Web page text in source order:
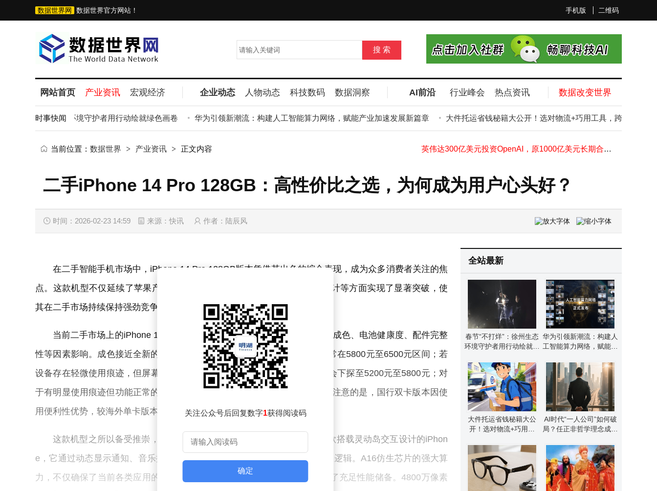
手机版 二维码
数据世界网 数据世界官方网站！
网站首页 产业资讯 宏观经济 企业动态 人物动态 科技数码 数据洞察 AI前沿 行业峰会 热点资讯 数据改变世界
时事快闻
烊”：徐州生态环境守护者用行动绘就绿色画卷 华为引领新潮流：构建人工智能算力网络，赋能产业加速发展新篇章 大件托运省钱秘籍大公开！选对物流+巧用工具，跨省同城轻松省
宇树CEO王兴兴：机器人技术如少年成长，大规模应用未来可期
英伟达300亿美元投资OpenAI，原1000亿美元长期合作意向生变
库克多次聚焦“视觉智能” 苹果AI可穿戴设备新品布局渐显
Anthropic推出AI网安工具Claude Code Security，助力开发者应对安全风险
三星Galaxy S26 Ultra配置揭晓：隐私屏+2亿主摄 骁龙8E5成万元机皇新标杆
当前位置： 数据世界 > 产业资讯 > 正文内容
二手iPhone 14 Pro 128GB：高性价比之选，为何成为用户心头好？
时间：2026-02-23 14:59 来源：快讯 作者：陆辰风
在二手智能手机市场中，iPhone 14 Pro 128GB版本凭借其出色的综合表现，成为众多消费者关注的焦
点。这款机型不仅延续了苹果产品一贯的高品质，更在性能、影像和交互设计等方面实现了显著突破，使
其在二手市场持续保持强劲竞争力。
当前二手市场上的iPhone 14 Pro 128GB价格呈现明显分层，主要受设备成色、电池健康度、配件完整
性等因素影响。成色接近全新的设备，电池健康度保持在90%以上，价格通常在5800元至6500元区间；若
设备存在轻微使用痕迹，但屏幕完好且电池健康度在85%至90%之间，价格会下探至5200元至5800元；对
于有明显使用痕迹但功能正常的设备，价格则集中在4800元至5500元。值得注意的是，国行双卡版本因使
用便利性优势，较海外单卡版本普遍高出200元至500元。
这款机型之所以备受推崇，核心在于其集成了多项标志性创新。作为首款搭载灵动岛交互设计的iPhon
e，它通过动态显示通知、音乐播放等实时信息，重新定义了手机前端的交互逻辑。A16仿生芯片的强大算
力，不仅确保了当前各类应用的流畅运行，更为未来3至5年的系统更新提供了充足性能储备。4800万像素
关注公众号后回复数字1获得阅读码
确定
全站最新
春节“不打烊”：徐州生态
环境守护者用行动绘就绿
华为引领新潮流：构建人
工智能算力网络，赋能产
大件托运省钱秘籍大公
开！选对物流+巧用工
AI时代“一人公司”如何破
局？任正非哲学理念成自